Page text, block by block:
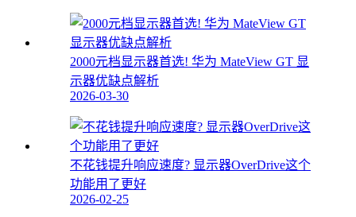
2000元档显示器首选! 华为 MateView GT 显
示器优缺点解析
2026-03-30
不花钱提升响应速度? 显示器OverDrive这个
功能用了更好
2026-02-25